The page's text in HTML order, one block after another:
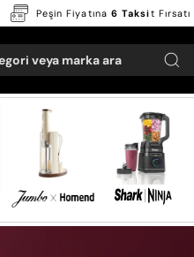
Peşin Fiyatına6 Taksi
veya marka ara